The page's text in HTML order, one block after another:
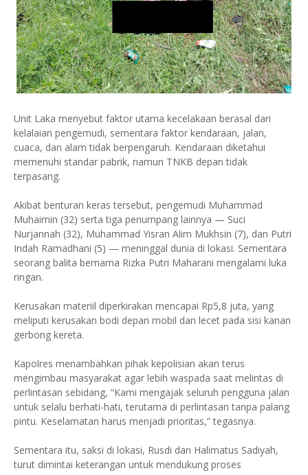
Unit Laka menyebut faktor utama kecelakaan berasal dari
kelalaian pengemudi, sementara faktor kendaraan, jalan,
cuaca, dan alam tidak berpengaruh. Kendaraan diketahui
memenuhi standar pabrik, namun TNKB depan tidak
terpasang.
Akibat benturan keras tersebut, pengemudi Muhammad
Muhaimin (32) serta tiga penumpang lainnya — Suci
Nurjannah (32), Muhammad Yisran Alim Mukhsin (7), dan Putri
Indah Ramadhani (5) — meninggal dunia di lokasi. Sementara
seorang balita bernama Rizka Putri Maharani mengalami luka
ringan.
Kerusakan materiil diperkirakan mencapai Rp5,8 juta, yang
meliputi kerusakan bodi depan mobil dan lecet pada sisi kanan
gerbong kereta.
Kapolres menambahkan pihak kepolisian akan terus
mengimbau masyarakat agar lebih waspada saat melintas di
perlintasan sebidang, “Kami mengajak seluruh pengguna jalan
untuk selalu berhati-hati, terutama di perlintasan tanpa palang
pintu. Keselamatan harus menjadi prioritas,” tegasnya.
Sementara itu, saksi di lokasi, Rusdi dan Halimatus Sadiyah,
turut dimintai keterangan untuk mendukung proses